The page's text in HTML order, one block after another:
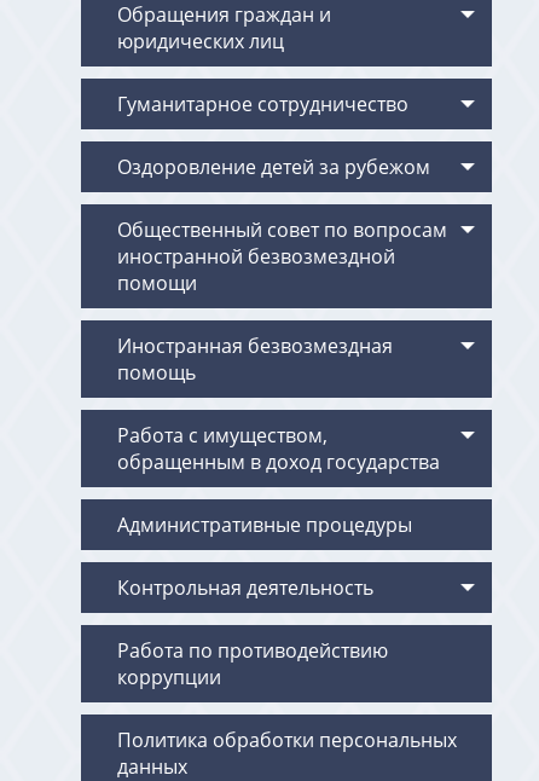
Обращения граждан и
юридических лиц
Гуманитарное сотрудничество
Оздоровление детей за рубежом
Общественный совет по вопросам
иностранной безвозмездной
помощи
Иностранная безвозмездная
помощь
Работа с имуществом,
обращенным в доход государства
Административные процедуры
Контрольная деятельность
Работа по противодействию
коррупции
Политика обработки персональных
данных